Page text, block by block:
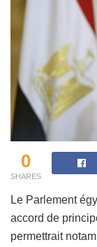
0
SHARES
Le Parlement
accord de
permettrait